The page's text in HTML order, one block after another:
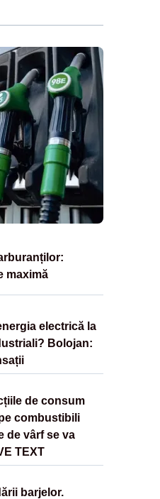
maximă
electrică la
Bolojan:
de consum
combustibili
de vârf se va
TEXT
barjelor.